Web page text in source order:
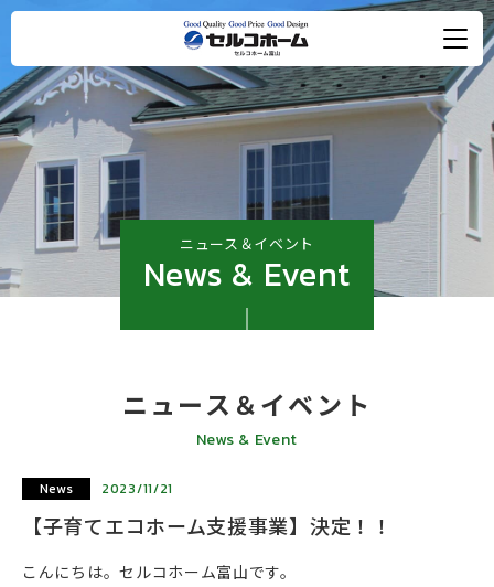
ニュース＆イベント
News & Event
ニュース＆イベント
News & Event
News 2023/11/21
【子育てエコホーム支援事業】決定！！
こんにちは。セルコホーム富山です。